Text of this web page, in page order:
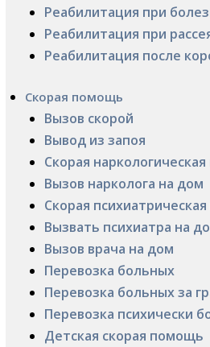
Реабилитация при
Реабилитация при
Реабилитация после
Скорая помощь
Вызов скорой
Вывод из запоя
Скорая
Вызов нарколога на дом
Скорая
Вызвать психиатра на
Вызов врача на дом
Перевозка больных
Перевозка больных за
Перевозка психически
Детская скорая помощь